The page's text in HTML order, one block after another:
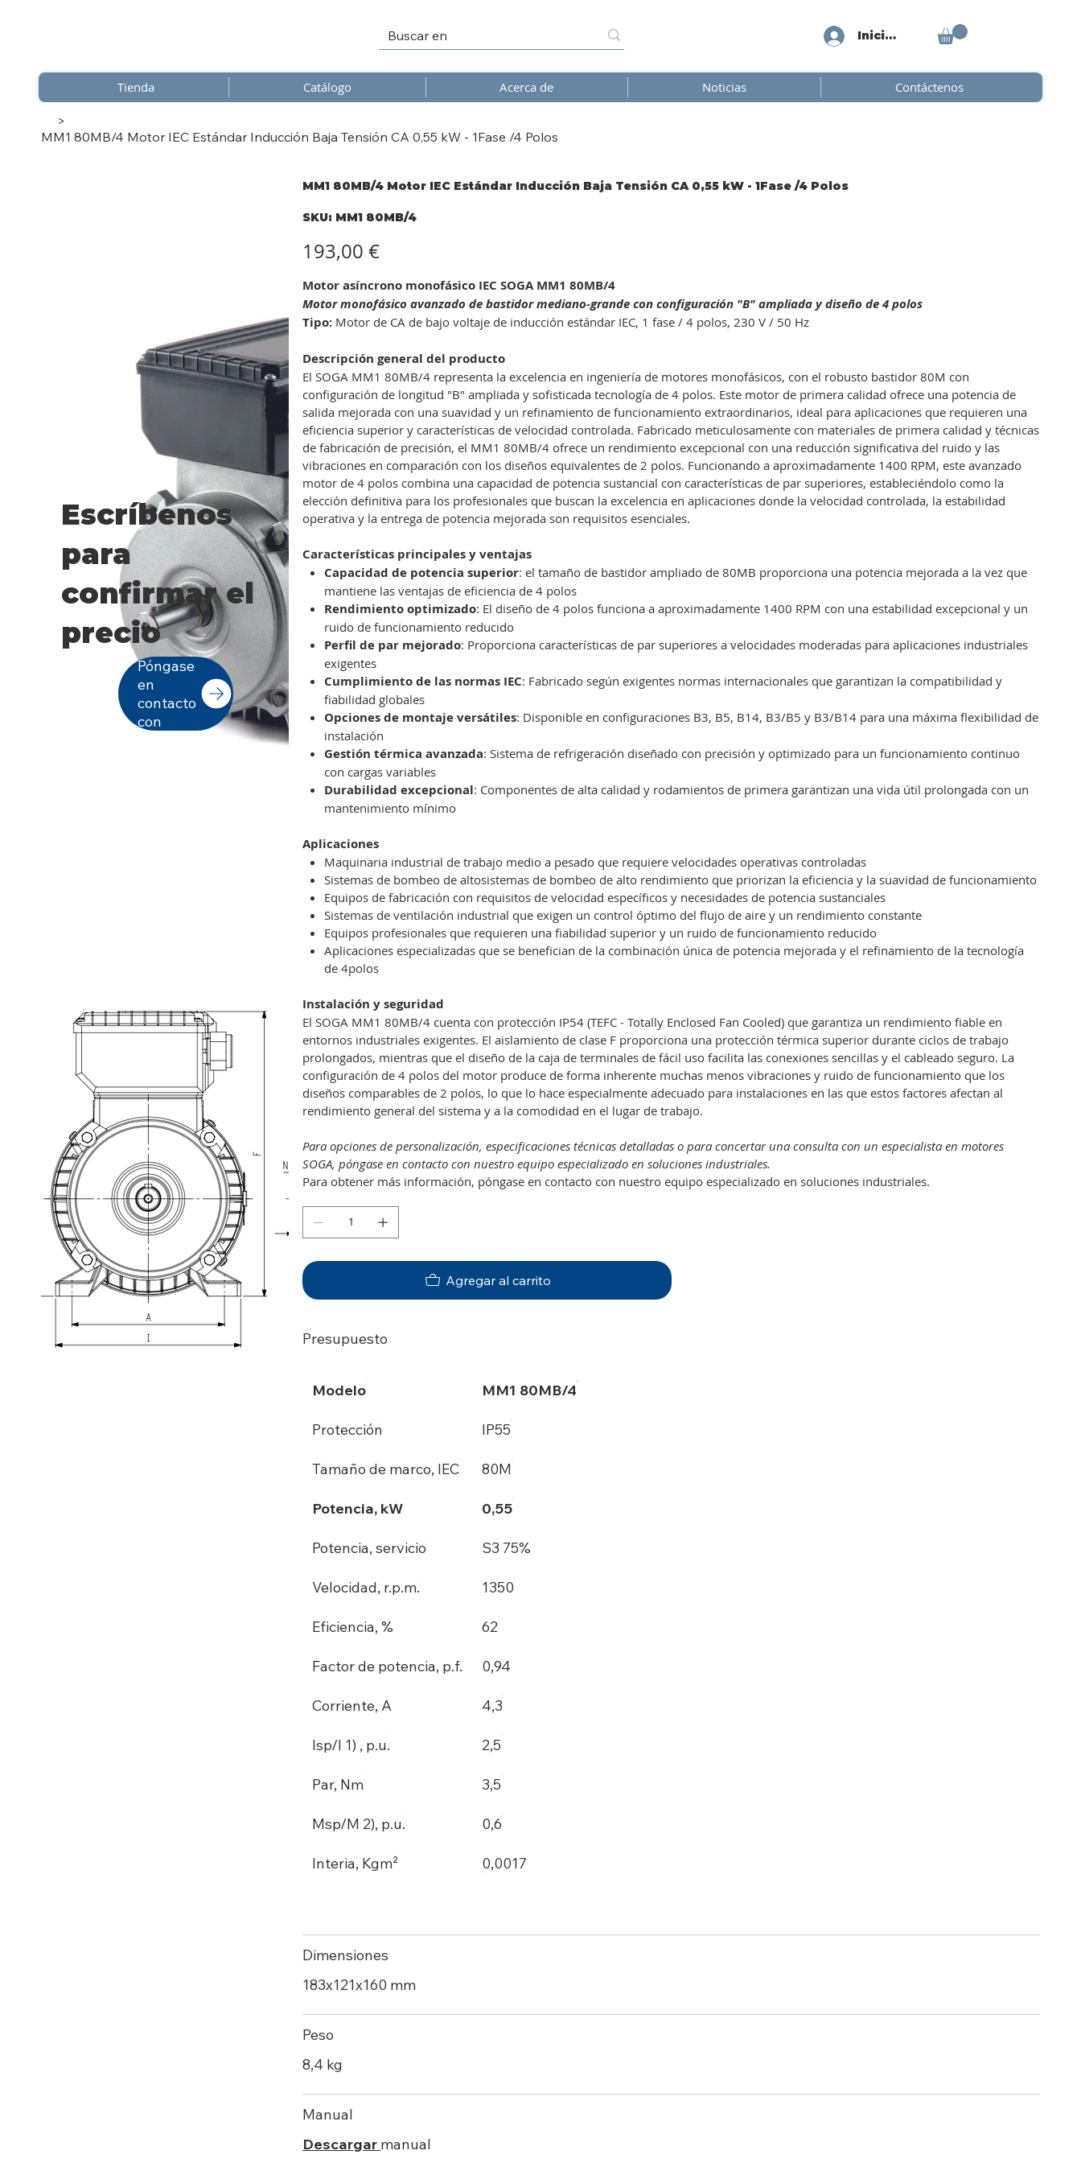
Iniciar sesión
Tienda Catálogo Acerca de Noticias Contáctenos
>
MM1 80MB/4 Motor IEC Estándar Inducción Baja Tensión CA 0,55 kW - 1Fase /4 Polos
MM1 80MB/4 Motor IEC Estándar Inducción Baja Tensión CA 0,55 kW - 1Fase /4 Polos
SKU: SKU
MM1
MM1 80MB/4
193,00 €
Motor asíncrono monofásico IEC SOGA MM1 80MB/4
Motor monofásico avanzado de bastidor mediano-grande con configuración "B" ampliada y diseño de 4 polos
Tipo: Motor de CA de bajo voltaje de inducción estándar IEC, 1 fase / 4 polos, 230 V / 50 Hz
Descripción general del producto
El SOGA MM1 80MB/4 representa la excelencia en ingeniería de motores monofásicos, con el robusto bastidor 80M con
configuración de longitud "B" ampliada y sofisticada tecnología de 4 polos. Este motor de primera calidad ofrece una potencia de
salida mejorada con una suavidad y un refinamiento de funcionamiento extraordinarios, ideal para aplicaciones que requieren una
eficiencia superior y características de velocidad controlada. Fabricado meticulosamente con materiales de primera calidad y técnicas
de fabricación de precisión, el MM1 80MB/4 ofrece un rendimiento excepcional con una reducción significativa del ruido y las
vibraciones en comparación con los diseños equivalentes de 2 polos. Funcionando a aproximadamente 1400 RPM, este avanzado
motor de 4 polos combina una capacidad de potencia sustancial con características de par superiores, estableciéndolo como la
elección definitiva para los profesionales que buscan la excelencia en aplicaciones donde la velocidad controlada, la estabilidad
operativa y la entrega de potencia mejorada son requisitos esenciales.
Características principales y ventajas
Capacidad de potencia superior: el tamaño de bastidor ampliado de 80MB proporciona una potencia mejorada a la vez que
mantiene las ventajas de eficiencia de 4 polos
Rendimiento optimizado: El diseño de 4 polos funciona a aproximadamente 1400 RPM con una estabilidad excepcional y un
ruido de funcionamiento reducido
Perfil de par mejorado: Proporciona características de par superiores a velocidades moderadas para aplicaciones industriales
exigentes
Cumplimiento de las normas IEC: Fabricado según exigentes normas internacionales que garantizan la compatibilidad y
fiabilidad globales
Opciones de montaje versátiles: Disponible en configuraciones B3, B5, B14, B3/B5 y B3/B14 para una máxima flexibilidad de
instalación
Gestión térmica avanzada: Sistema de refrigeración diseñado con precisión y optimizado para un funcionamiento continuo
con cargas variables
Durabilidad excepcional: Componentes de alta calidad y rodamientos de primera garantizan una vida útil prolongada con un
mantenimiento mínimo
Aplicaciones
Maquinaria industrial de trabajo medio a pesado que requiere velocidades operativas controladas
Sistemas de bombeo de altosistemas de bombeo de alto rendimiento que priorizan la eficiencia y la suavidad de funcionamiento
Equipos de fabricación con requisitos de velocidad específicos y necesidades de potencia sustanciales
Sistemas de ventilación industrial que exigen un control óptimo del flujo de aire y un rendimiento constante
Equipos profesionales que requieren una fiabilidad superior y un ruido de funcionamiento reducido
Aplicaciones especializadas que se benefician de la combinación única de potencia mejorada y el refinamiento de la tecnología
de 4polos
Instalación y seguridad
El SOGA MM1 80MB/4 cuenta con protección IP54 (TEFC - Totally Enclosed Fan Cooled) que garantiza un rendimiento fiable en
entornos industriales exigentes. El aislamiento de clase F proporciona una protección térmica superior durante ciclos de trabajo
prolongados, mientras que el diseño de la caja de terminales de fácil uso facilita las conexiones sencillas y el cableado seguro. La
configuración de 4 polos del motor produce de forma inherente muchas menos vibraciones y ruido de funcionamiento que los
diseños comparables de 2 polos, lo que lo hace especialmente adecuado para instalaciones en las que estos factores afectan al
rendimiento general del sistema y a la comodidad en el lugar de trabajo.
Para opciones de personalización, especificaciones técnicas detalladas o para concertar una consulta con un especialista en motores
SOGA, póngase en contacto con nuestro equipo especializado en soluciones industriales.
Para obtener más información, póngase en contacto con nuestro equipo especializado en soluciones industriales.
Agregar al carrito
Presupuesto
Modelo MM1 80MB/4
Protección IP55
Tamaño de marco, IEC 80M
Potencia, kW 0,55
Potencia, servicio S3 75%
Velocidad, r.p.m. 1350
Eficiencia, % 62
Factor de potencia, p.f. 0,94
Corriente, A 4,3
Isp/I 1) , p.u. 2,5
Par, Nm 3,5
Msp/M 2), p.u. 0,6
Interia, Kgm² 0,0017
Dimensiones
183х121x160 mm
Peso
8,4 kg
Manual
Descargar manual
Escríbenos
para
confirmar el
precio
Póngase
en
contacto
con